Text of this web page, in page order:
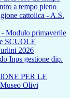
a tempo pieno
cattolica - A.S.
Modulo primaverile
SCUOLE
2026
Inps gestione dip.
PER LE
Olivi